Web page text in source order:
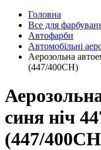
Головна
Все для
Автофарби
Автомобільні
Аерозольна
(447/400CH)
синя ніч
(447/